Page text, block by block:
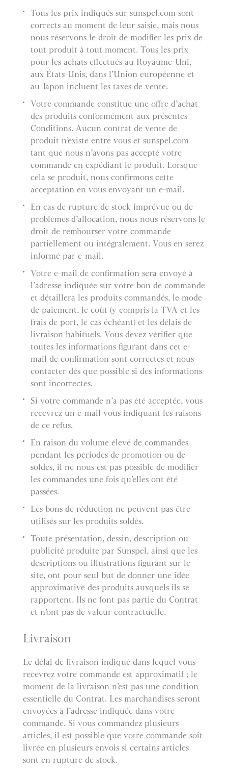
Tous les prix indiqués sur sunspel.com sont
corrects au moment de leur saisie, mais nous
nous réservons le droit de modifier les prix de
tout produit à tout moment. Tous les prix
pour les achats effectués au Royaume-Uni,
aux États-Unis, dans l’Union européenne et
au Japon incluent les taxes de vente.
Votre commande constitue une offre d’achat
des produits conformément aux présentes
Conditions. Aucun contrat de vente de
produit n’existe entre vous et sunspel.com
tant que nous n’avons pas accepté votre
commande en expédiant le produit. Lorsque
cela se produit, nous confirmons cette
acceptation en vous envoyant un e-mail.
En cas de rupture de stock imprévue ou de
problèmes d’allocation, nous nous réservons le
droit de rembourser votre commande
partiellement ou intégralement. Vous en serez
informé par e-mail.
Votre e-mail de confirmation sera envoyé à
l’adresse indiquée sur votre bon de commande
et détaillera les produits commandés, le mode
de paiement, le coût (y compris la TVA et les
frais de port, le cas échéant) et les délais de
livraison habituels. Vous devez vérifier que
toutes les informations figurant dans cet e-
mail de confirmation sont correctes et nous
contacter dès que possible si des informations
sont incorrectes.
Si votre commande n’a pas été acceptée, vous
recevrez un e-mail vous indiquant les raisons
de ce refus.
En raison du volume élevé de commandes
pendant les périodes de promotion ou de
soldes, il ne nous est pas possible de modifier
les commandes une fois qu’elles ont été
passées.
Les bons de réduction ne peuvent pas être
utilisés sur les produits soldés.
Toute présentation, dessin, description ou
publicité produite par Sunspel, ainsi que les
descriptions ou illustrations figurant sur le
site, ont pour seul but de donner une idée
approximative des produits auxquels ils se
rapportent. Ils ne font pas partie du Contrat
et n’ont pas de valeur contractuelle.
Livraison
Le délai de livraison indiqué dans lequel vous
recevrez votre commande est approximatif ; le
moment de la livraison n’est pas une condition
essentielle du Contrat. Les marchandises seront
envoyées à l’adresse indiquée dans votre
commande. Si vous commandez plusieurs
articles, il est possible que votre commande soit
livrée en plusieurs envois si certains articles
sont en rupture de stock.